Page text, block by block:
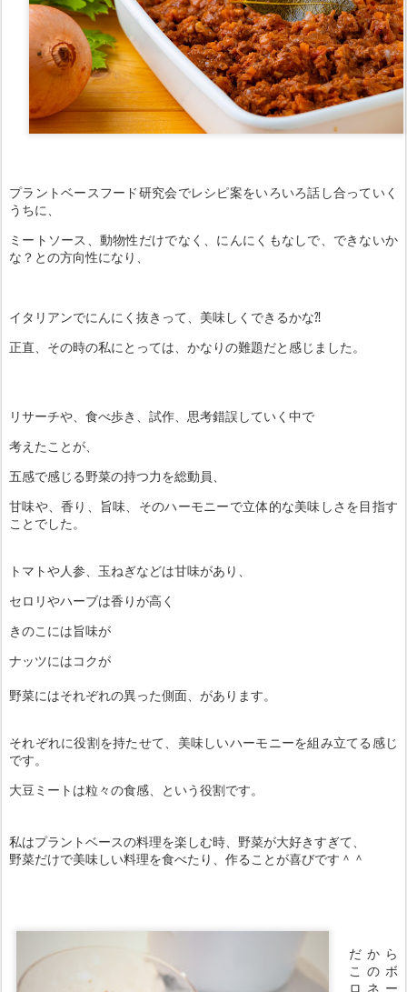
プラントベースフード研究会でレシピ案をいろいろ話し合っていく
うちに、
ミートソース、動物性だけでなく、にんにくもなしで、できないか
な？との方向性になり、
イタリアンでにんにく抜きって、美味しくできるかな⁈
正直、その時の私にとっては、かなりの難題だと感じました。
リサーチや、食べ歩き、試作、思考錯誤していく中で
考えたことが、
五感で感じる野菜の持つ力を総動員、
甘味や、香り、旨味、そのハーモニーで立体的な美味しさを目指す
ことでした。
トマトや人参、玉ねぎなどは甘味があり、
セロリやハーブは香りが高く
きのこには旨味が
ナッツにはコクが
野菜にはそれぞれの異った側面、があります。
それぞれに役割を持たせて、美味しいハーモニーを組み立てる感じ
です。
大豆ミートは粒々の食感、という役割です。
私はプラントベースの料理を楽しむ時、野菜が大好きすぎて、
野菜だけで美味しい料理を食べたり、作ることが喜びです＾＾
だから
このボ
ロネー